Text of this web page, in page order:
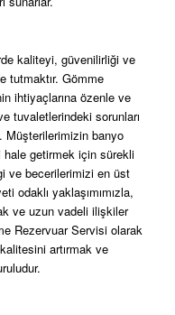
kaliteyi, güvenilirliği ve
tutmaktır. Gömme
ihtiyaçlarına özenle ve
tuvaletlerindeki sorunları
Müşterilerimizin banyo
getirmek için sürekli
ve becerilerimizi en üst
odaklı yaklaşımımızla,
ve uzun vadeli ilişkiler
Rezervuar Servisi olarak
artırmak ve